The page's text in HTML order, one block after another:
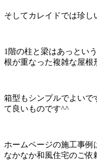
そしてカレイドでは珍し
1階の柱と梁はあっとい
根が重なった複雑な屋根
箱型もシンプルでよいで
て良いものです^^
ホームページの施工事
なかなか和風住宅のご依